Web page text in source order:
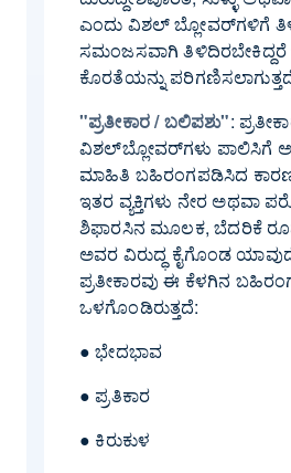
ಎಂದು ವಿಶಲ್ ಬ್ಲೋವರ್‌ಗಳಿಗೆ
ಸಮಂಜಸವಾಗಿ
ಕೊರತೆಯನ್ನು
"ಪ್ರತೀಕಾರ / ಬಲಿಪಶು":
ವಿಶಲ್‌ಬ್ಲೋವರ್‌ಗಳು ಪಾಲಿಸಿಗೆ
ಮಾಹಿತಿ ಬಹಿರಂಗಪಡಿಸಿದ
ಇತರ ವ್ಯಕ್ತಿಗಳು ನೇರ ಅಥವಾ
ಶಿಫಾರಸಿನ ಮೂಲಕ, ಬೆದರಿಕೆ
ಅವರ ವಿರುದ್ಧ ಕೈಗೊಂಡ
ಪ್ರತೀಕಾರವು ಈ ಕೆಳಗಿನ ಬಹಿರಂಗ/
ಒಳಗೊಂಡಿರುತ್ತದೆ:
● ಭೇದಭಾವ
● ಪ್ರತಿಕಾರ
● ಕಿರುಕುಳ